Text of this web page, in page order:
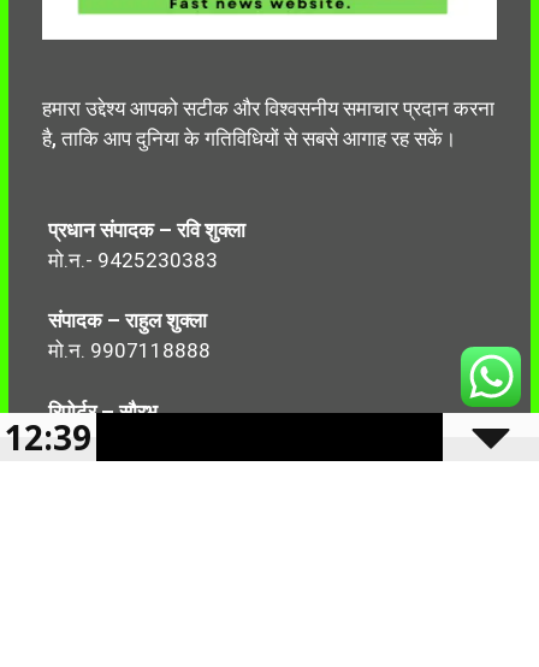
हमारा उद्देश्य आपको सटीक और विश्वसनीय समाचार प्रदान करना
है, ताकि आप दुनिया के गतिविधियों से सबसे आगाह रह सकें।
प्रधान संपादक – रवि शुक्ला
मो.न.- 9425230383
संपादक – राहुल शुक्ला
मो.न. 9907118888
रिपोर्टर – सौरभ
मो.न.-7499999906
12:39